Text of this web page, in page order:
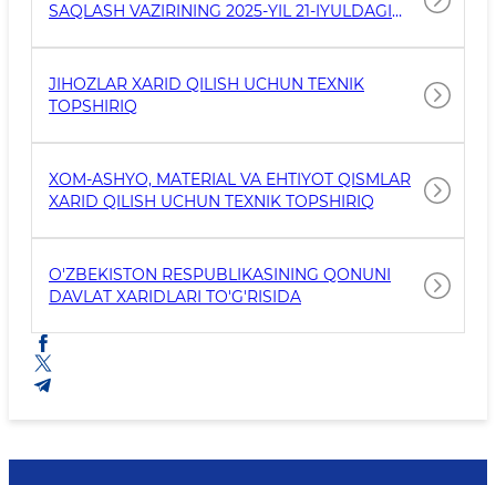
SAQLASH VAZIRINING 2025-YIL 21-IYULDAGI
YOPIQ TURDAGI LABORATORIYA USKUNALARI
(MAXSUS REAGENTLAR, REAKTIVLAR VA
SARFLOV VOSITALARI BILAN BIRGA)
JIHOZLAR XARID QILISH UCHUN TEXNIK
TOPSHIRIQ
XOM-ASHYO, MATERIAL VA EHTIYOT QISMLAR
XARID QILISH UCHUN TEXNIK TOPSHIRIQ
O'ZBEKISTON RESPUBLIKASINING QONUNI
DAVLAT XARIDLARI TO'G'RISIDA